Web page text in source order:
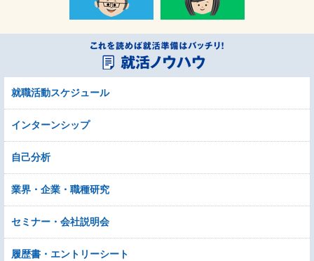
就職活動スケジュール
インターンシップ
自己分析
業界・企業・職種研究
セミナー・会社説明会
履歴書・エントリーシート